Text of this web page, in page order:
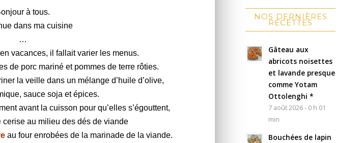
à tous.
dans ma cuisine
…
vacances, il fallait varier les menus.
de porc mariné et pommes de terre rôties.
la veille dans un mélange d’huile d’olive,
sauce soja etépices.
avant la cuisson pour qu’elles s’égouttent,
cerise au milieu des dés de viande
au four enrobées de la marinade de la viande.
NOS DERNIÈRES
RECETTES
Gâteau aux
abricots noisettes
et lavande presque
comme Yotam
Ottolenghi *
7 août 2026 - 0 h 01
min
Bouchées de lapin